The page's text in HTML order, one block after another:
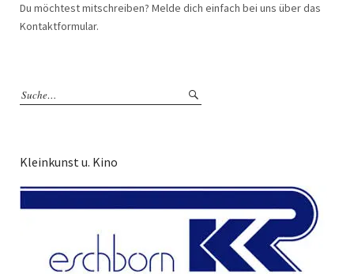
Du möchtest mitschreiben? Melde dich einfach bei uns über das
Kontaktformular.
Kleinkunst u. Kino